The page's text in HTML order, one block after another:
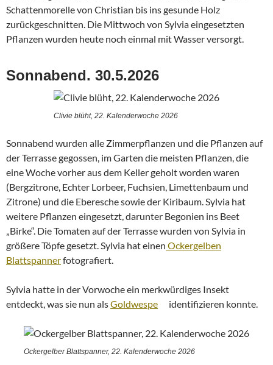
Schattenmorelle von Christian bis ins gesunde Holz
zurückgeschnitten. Die Mittwoch von Sylvia eingesetzten
Pflanzen wurden heute noch einmal mit Wasser versorgt.
Sonnabend. 30.5.2026
Clivie blüht, 22. Kalenderwoche 2026
Sonnabend wurden alle Zimmerpflanzen und die Pflanzen auf
der Terrasse gegossen, im Garten die meisten Pflanzen, die
eine Woche vorher aus dem Keller geholt worden waren
(Bergzitrone, Echter Lorbeer, Fuchsien, Limettenbaum und
Zitrone) und die Eberesche sowie der Kiribaum. Sylvia hat
weitere Pflanzen eingesetzt, darunter Begonien ins Beet
„Birke“. Die Tomaten auf der Terrasse wurden von Sylvia in
größere Töpfe gesetzt. Sylvia hat einen Ockergelben
Blattspannerfotografiert.
Sylvia hatte in der Vorwoche ein merkwürdiges Insekt
entdeckt, was sie nun alsGoldwespe identifizieren konnte.
Ockergelber Blattspanner, 22. Kalenderwoche 2026